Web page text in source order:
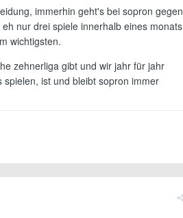
immerhin geht's bei sopron gegen
nur drei spiele innerhalb eines monats
wichtigsten.
zehnerliga gibt und wir jahr für jahr
ist und bleibt sopron immer